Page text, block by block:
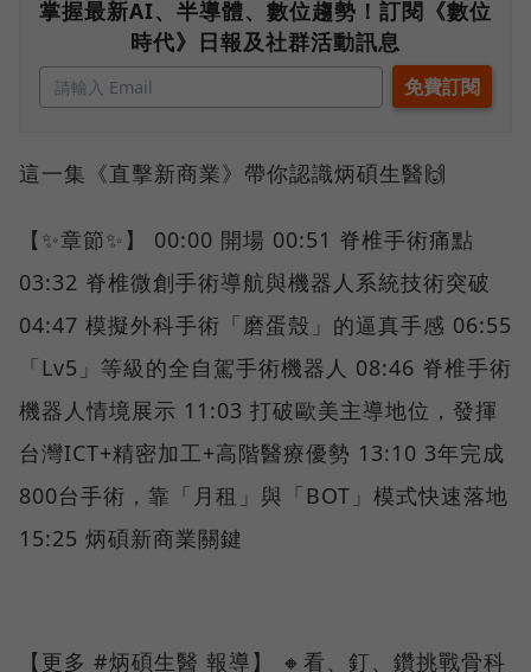
掌握最新AI、半導體、數位趨勢！訂閱《數位
時代》日報及社群活動訊息
這一集《直擊新商業》帶你認識炳碩生醫🙌
【✨章節✨】 00:00 開場 00:51 脊椎手術痛點
03:32 脊椎微創手術導航與機器人系統技術突破
04:47 模擬外科手術「磨蛋殼」的逼真手感 06:55
「Lv5」等級的全自駕手術機器人 08:46 脊椎手術
機器人情境展示 11:03 打破歐美主導地位，發揮
台灣ICT+精密加工+高階醫療優勢 13:10 3年完成
800台手術，靠「月租」與「BOT」模式快速落地
15:25 炳碩新商業關鍵
【更多 #炳碩生醫 報導】 🔸看、釘、鑽挑戰骨科